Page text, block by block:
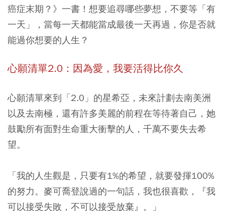
癌症末期？》一書！想要追尋哪些夢想，不要等「有
一天」，當每一天都能當成最後一天再過，你是否就
能過你想要的人生？
心願清單2.0：因為愛，我要活得比你久
心願清單來到「2.0」的星希亞，未來計劃去南美洲
以及去南極，還有許多美麗的前程在等待著自己，她
鼓勵所有面對生命重大衝擊的人，千萬不要失去希
望。
「我的人生觀是，只要有1%的希望，就要發揮100%
的努力。麥可喬登說過的一句話，我也很喜歡，『我
可以接受失敗，不可以接受放棄』。」